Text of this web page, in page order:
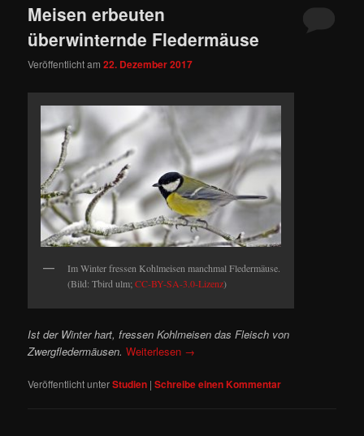
Meisen erbeuten
überwinternde Fledermäuse
Veröffentlicht am22. Dezember 2017
Im Winter fressen Kohlmeisen manchmal Fledermäuse.
(Bild: Tbird ulm;CC-BY-SA-3.0-Lizenz)
Ist der Winter hart, fressen Kohlmeisen das Fleisch von
Zwergfledermäusen. Weiterlesen →
Veröffentlicht unterStudien |Schreibe einen Kommentar